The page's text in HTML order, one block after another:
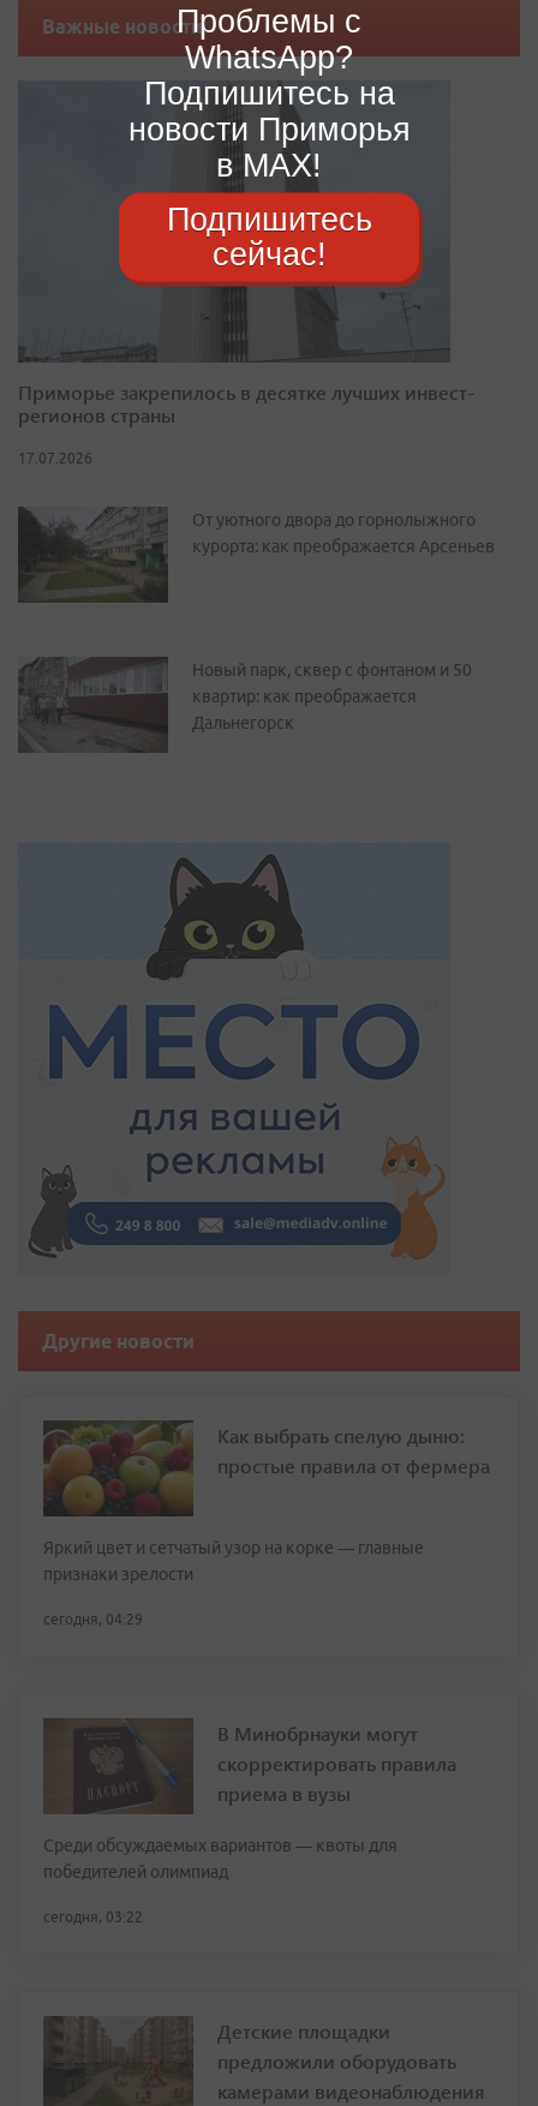
Важные новости
Приморье закрепилось в десятке лучших инвест-
регионов страны
17.07.2026
От уютного двора до горнолыжного
курорта: как преображается Арсеньев
Новый парк, сквер с фонтаном и 50
квартир: как преображается
Дальнегорск
Другие новости
Как выбрать спелую дыню:
простые правила от фермера
Яркий цвет и сетчатый узор на корке — главные
признаки зрелости
сегодня, 04:29
В Минобрнауки могут
скорректировать правила
приема в вузы
Среди обсуждаемых вариантов — квоты для
победителей олимпиад
сегодня, 03:22
Детские площадки
предложили оборудовать
камерами видеонаблюдения
Проблемы с
WhatsApp?
Подпишитесь на
новости Приморья
в MAX!
Подпишитесь
сейчас!